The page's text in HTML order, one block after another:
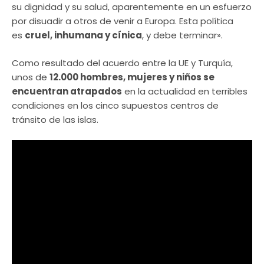
su dignidad y su salud, aparentemente en un esfuerzo
por disuadir a otros de venir a Europa. Esta política
es cruel, inhumana y cínica, y debe terminar».
Como resultado del acuerdo entre la UE y Turquía,
unos de 12.000 hombres, mujeres y niños se
encuentran atrapados en la actualidad en terribles
condiciones en los cinco supuestos centros de
tránsito de las islas.